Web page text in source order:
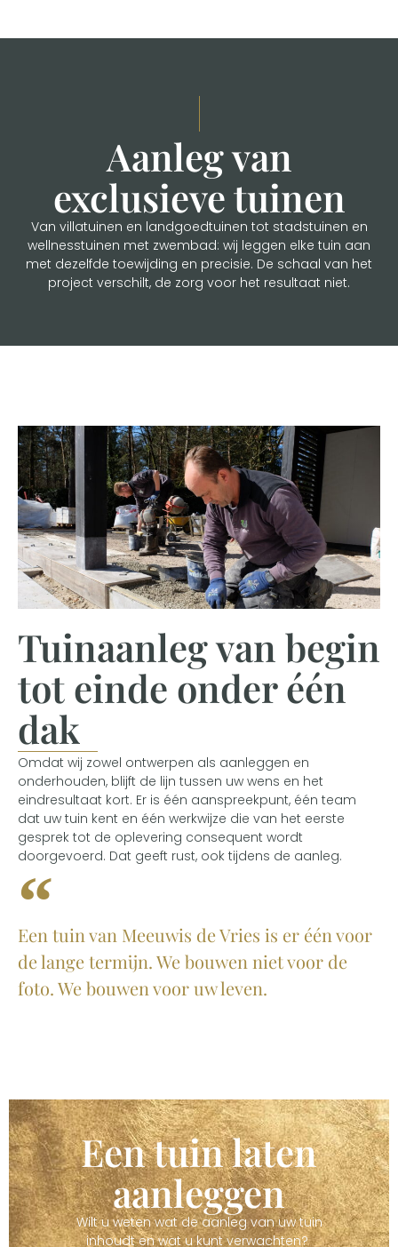
Aanleg van
exclusieve tuinen
Van villatuinen en landgoedtuinen tot stadstuinen en
wellnesstuinen met zwembad: wij leggen elke tuin aan
met dezelfde toewijding en precisie. De schaal van het
project verschilt, de zorg voor het resultaat niet.
Tuinaanleg van begin
tot einde onder één
dak
Omdat wij zowel ontwerpen als aanleggen en
onderhouden, blijft de lijn tussen uw wens en het
eindresultaat kort. Er is één aanspreekpunt, één team
dat uw tuin kent en één werkwijze die van het eerste
gesprek tot de oplevering consequent wordt
doorgevoerd. Dat geeft rust, ook tijdens de aanleg.
Een tuin van Meeuwis de Vries is er één voor
de lange termijn. We bouwen niet voor de
foto. We bouwen voor uw leven.
Een tuin laten
aanleggen
Wilt u weten wat de aanleg van uw tuin
inhoudt en wat u kunt verwachten?